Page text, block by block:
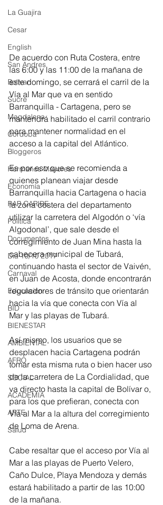
La Guajira
Cesar
English
San Andres
Bolívar
Sucre
Magdalena
Córdoba
Bloggeros
Hermanos Mayores
Economía
RAP CARIBE
Política
Documentos
Día 10/10 2017
Carnaval
Educación
BID
BIENESTAR
AMBIENTAL
AFRO
SOCIAL
ACADEMIA
ARTE
Salud
De acuerdo con Ruta Costera, entre
las 6:00 y las 11:00 de la mañana de
este domingo, se cerrará el carril de la
Vía al Mar que va en sentido
Barranquilla - Cartagena, pero se
mantendrá habilitado el carril contrario
para mantener normalidad en el
acceso a la capital del Atlántico.
Es por eso que se recomienda a
quienes planean viajar desde
Barranquilla hacia Cartagena o hacia
la zona costera del departamento
utilizar la carretera del Algodón o ‘vía
Algodonal’, que sale desde el
corregimiento de Juan Mina hasta la
cabecera municipal de Tubará,
continuando hasta el sector de Vaivén,
en Juan de Acosta, donde encontrarán
reguladores de tránsito que orientarán
hacia la vía que conecta con Vía al
Mar y las playas de Tubará.
Así mismo, los usuarios que se
desplacen hacia Cartagena podrán
tomar esta misma ruta o bien hacer uso
de la carretera de La Cordialidad, que
va directo hasta la capital de Bolívar o,
para los que prefieran, conecta con
Vía al Mar a la altura del corregimiento
de Loma de Arena.
Cabe resaltar que el acceso por Vía al
Mar a las playas de Puerto Velero,
Caño Dulce, Playa Mendoza y demás
estará habilitado a partir de las 10:00
de la mañana.